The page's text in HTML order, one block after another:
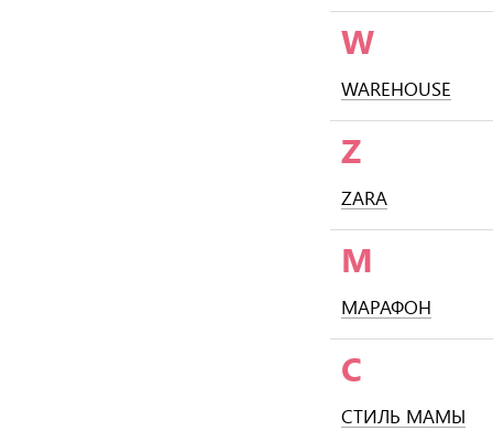
W
WAREHOUSE
Z
ZARA
М
МАРАФОН
С
СТИЛЬ МАМЫ